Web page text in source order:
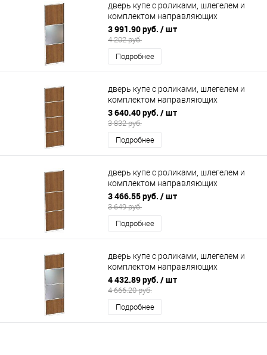
дверь купе с роликами, шлегелем и
комплектом направляющих
700х2200мм (2 секции ЛДСП, 1
зеркало)
3 991.90 руб. / шт
4 202 руб.
Подробнее
дверь купе с роликами, шлегелем и
комплектом направляющих
700х2200мм (4 секции ЛДСП)
3 640.40 руб. / шт
3 832 руб.
Подробнее
дверь купе с роликами, шлегелем и
комплектом направляющих
700х2200мм (ЛДСП 3 секции)
3 466.55 руб. / шт
3 649 руб.
Подробнее
дверь купе с роликами, шлегелем и
комплектом направляющих
700х2200мм (2 секции ЛДСП/2
зеркало)
4 432.89 руб. / шт
4 666.20 руб.
Подробнее